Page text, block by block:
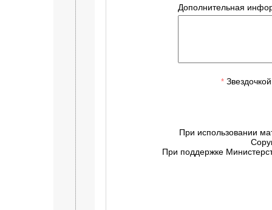
Дополнительная
*
При использовании
При поддержке